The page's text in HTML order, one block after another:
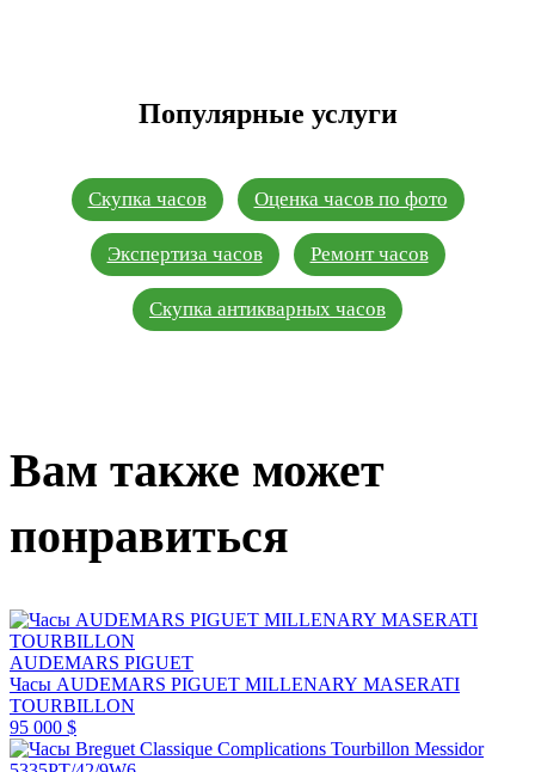
Популярные услуги
Скупка часов Оценка часов по фото
Экспертиза часов Ремонт часов
Скупка антикварных часов
Вам также может
понравиться
AUDEMARS PIGUET
Часы AUDEMARS PIGUET MILLENARY MASERATI
TOURBILLON
95 000 $